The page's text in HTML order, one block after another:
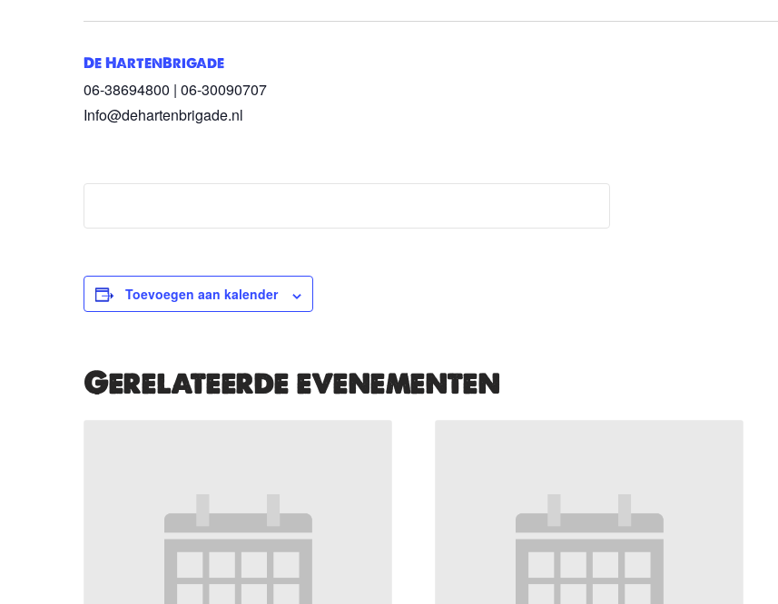
De HartenBrigade
06-38694800 | 06-30090707
Info@dehartenbrigade.nl
Toevoegen aan kalender
Gerelateerde evenementen